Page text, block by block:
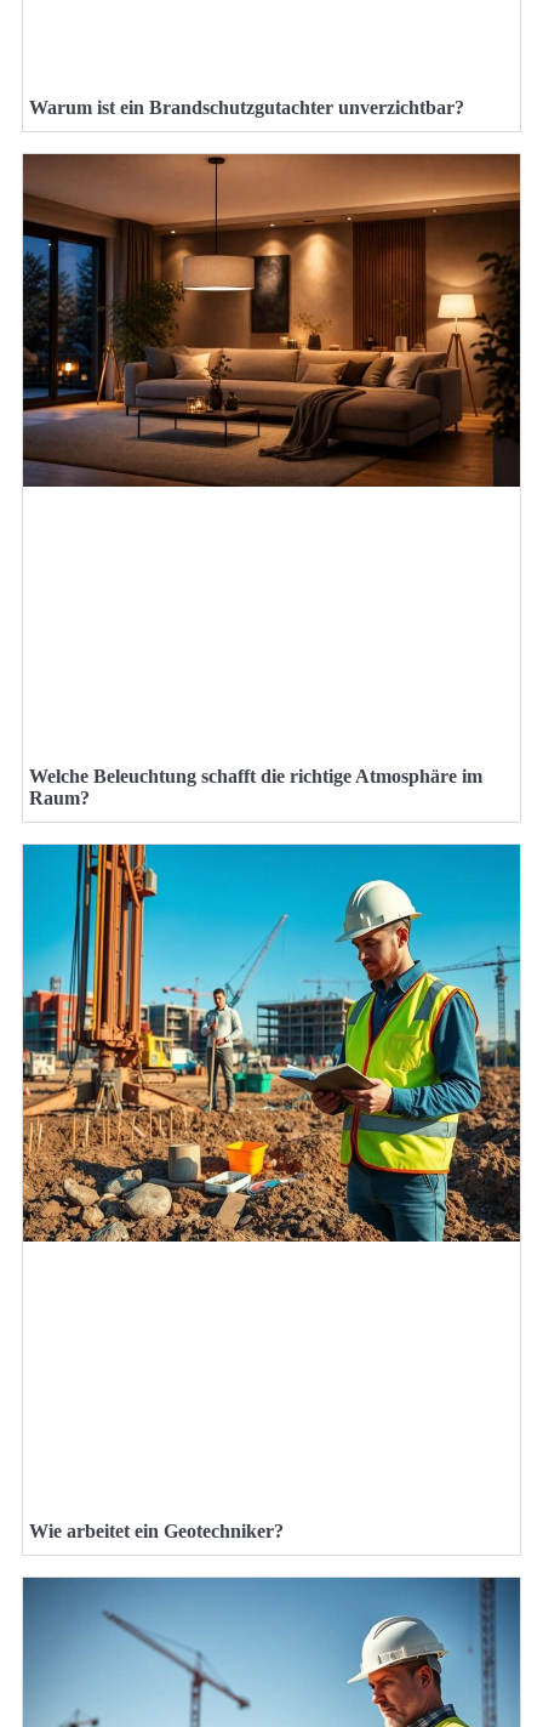
Warum ist ein Brandschutzgutachter unverzichtbar?
Welche Beleuchtung schafft die richtige Atmosphäre im
Raum?
Wie arbeitet ein Geotechniker?